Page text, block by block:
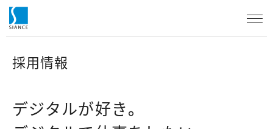
採用情報
デジタルが好き。